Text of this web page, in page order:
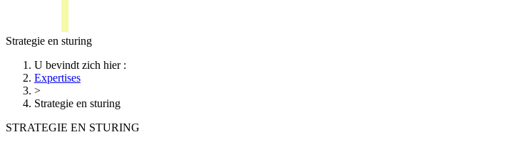
Strategie en sturing
U bevindt zich hier :
Expertises
>
Strategie en sturing
STRATEGIE EN STURING